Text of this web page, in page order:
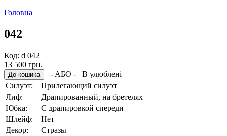
Головна
042
Код: d 042
13 500 грн.
- АБО -
В улюблені
Силуэт:
Прилегающий силуэт
Лиф:
Драпированный, на бретелях
Юбка:
С драпировкой спереди
Шлейф:
Hет
Декор:
Стразы